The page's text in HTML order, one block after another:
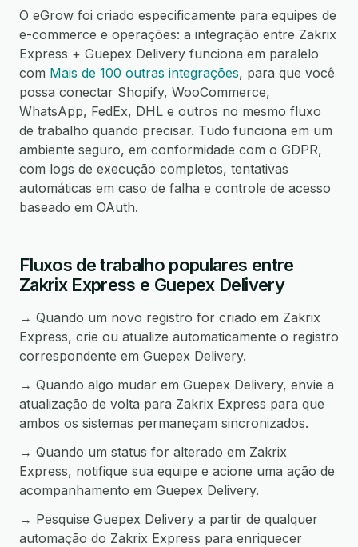
O eGrow foi criado especificamente para equipes de
e-commerce e operações: a integração entre Zakrix
Express + Guepex Delivery funciona em paralelo
com Mais de 100 outras integrações, para que você
possa conectar Shopify, WooCommerce,
WhatsApp, FedEx, DHL e outros no mesmo fluxo
de trabalho quando precisar. Tudo funciona em um
ambiente seguro, em conformidade com o GDPR,
com logs de execução completos, tentativas
automáticas em caso de falha e controle de acesso
baseado em OAuth.
Fluxos de trabalho populares entre
Zakrix Express e Guepex Delivery
→ Quando um novo registro for criado em Zakrix
Express, crie ou atualize automaticamente o registro
correspondente em Guepex Delivery.
→ Quando algo mudar em Guepex Delivery, envie a
atualização de volta para Zakrix Express para que
ambos os sistemas permaneçam sincronizados.
→ Quando um status for alterado em Zakrix
Express, notifique sua equipe e acione uma ação de
acompanhamento em Guepex Delivery.
→ Pesquise Guepex Delivery a partir de qualquer
automação do Zakrix Express para enriquecer